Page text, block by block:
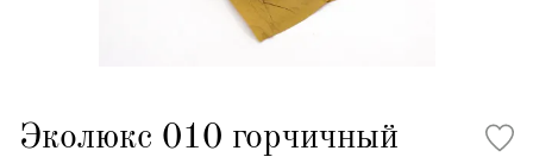
Эколюкс 010 горчичный